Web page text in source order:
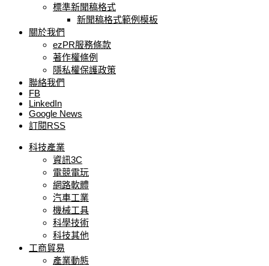
標準新聞稿格式
新聞稿格式範例模板
關於我們
ezPR服務條款
著作權條例
隱私權保護政策
聯絡我們
FB
LinkedIn
Google News
訂閱RSS
科技產業
資訊3C
電競電玩
網路軟體
汽車工業
機械工具
科學技術
科技其他
工商貿易
產業動態